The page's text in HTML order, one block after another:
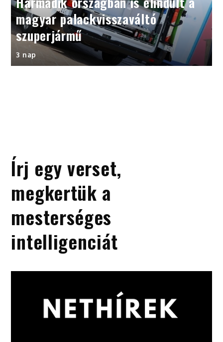
magyar palackvisszaváltó
szuperjármű
3 nap
Írj egy verset,
megkertük a
mesterséges
intelligenciát